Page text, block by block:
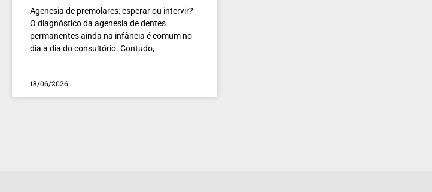
Agenesia de premolares: esperar ou intervir?
O diagnóstico da agenesia de dentes
permanentes ainda na infância é comum no
dia a dia do consultório. Contudo,
18/06/2026